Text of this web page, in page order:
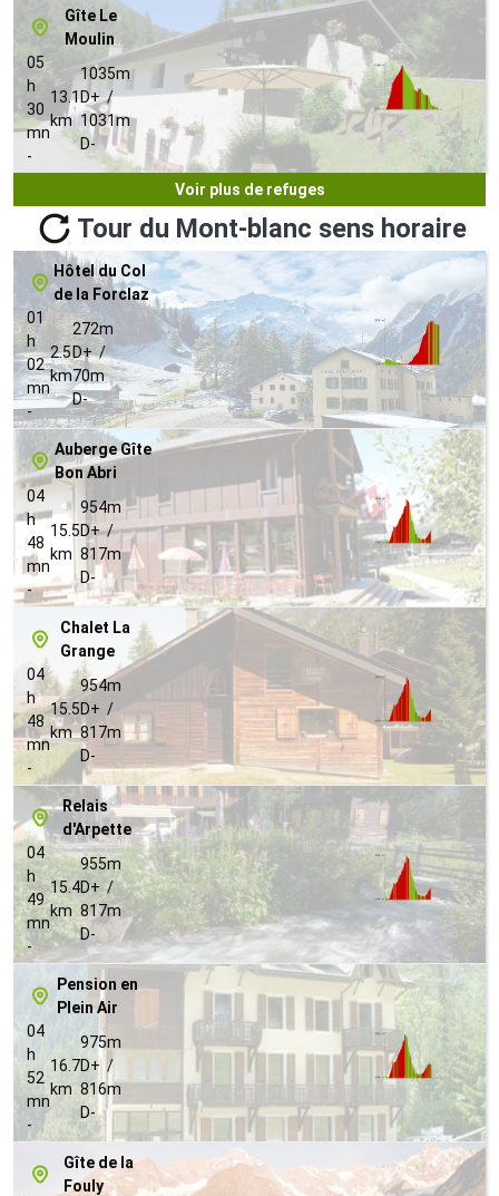
Gîte Le
Moulin
05
h
30
mn
-
13.1
km
1035m
D+ /
1031m
D-
Voir plus de refuges
Tour du Mont-blanc sens horaire
Hôtel du Col
de la Forclaz
01
h
02
mn
-
2.5
km
272m
D+ /
70m
D-
Auberge Gîte
Bon Abri
04
h
48
mn
-
15.5
km
954m
D+ /
817m
D-
Chalet La
Grange
04
h
48
mn
-
15.5
km
954m
D+ /
817m
D-
Relais
d'Arpette
04
h
49
mn
-
15.4
km
955m
D+ /
817m
D-
Pension en
Plein Air
04
h
52
mn
-
16.7
km
975m
D+ /
816m
D-
Gîte de la
Fouly